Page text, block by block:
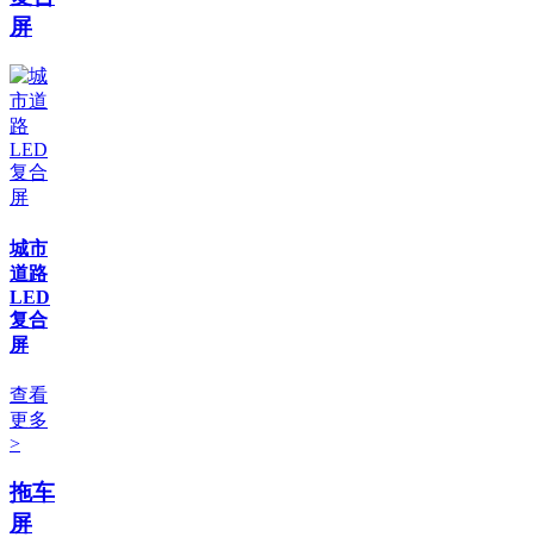
屏
城市
道路
LED
复合
屏
查看
更多
>
拖车
屏